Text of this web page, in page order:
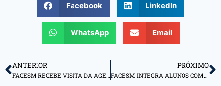
Facebook LinkedIn
WhatsApp Email
ANTERIOR
FACESM RECEBE VISITA DA AGENTE DE INOVAÇÃO DE ECOSSISTEMAS DO SEBRAE
PRÓXIMO
FACESM INTEGRA ALUNOS COM EMPRESAS DENTRO DO PROGRAMA CONEXÃO COM O MERCADO